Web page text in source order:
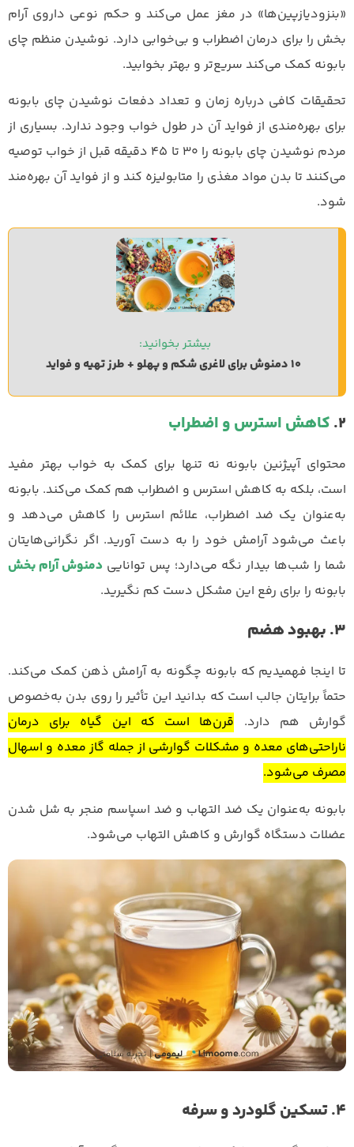
«بنزودیازپین‌ها» در مغز عمل می‌کند و حکم نوعی داروی آرام
بخش را برای درمان اضطراب و بی‌خوابی دارد. نوشیدن منظم چای
بابونه کمک می‌کند سریع‌تر و بهتر بخوابید.
تحقیقات کافی درباره زمان و تعداد دفعات نوشیدن چای بابونه
برای بهره‌مندی از فواید آن در طول خواب وجود ندارد. بسیاری از
مردم نوشیدن چای بابونه را ۳۰ تا ۴۵ دقیقه قبل از خواب توصیه
می‌کنند تا بدن مواد مغذی را متابولیزه کند و از فواید آن بهره‌مند
شود.
بیشتر بخوانید:
10 دمنوش برای لاغری شکم و پهلو + طرز تهیه و فواید
2. کاهش استرس و اضطراب
محتوای آپیژنین بابونه نه تنها برای کمک به خواب بهتر مفید
است، بلکه به کاهش استرس و اضطراب هم کمک می‌کند. بابونه
به‌عنوان یک ضد اضطراب، علائم استرس را کاهش می‌دهد و
باعث می‌شود آرامش خود را به دست آورید. اگر نگرانی‌هایتان
شما را شب‌ها بیدار نگه می‌دارد؛ پس توانایی دمنوش آرام بخش
بابونه را برای رفع این مشکل دست کم نگیرید.
3. بهبود هضم
تا اینجا فهمیدیم که بابونه چگونه به آرامش ذهن کمک می‌کند.
حتماً برایتان جالب است که بدانید این تأثیر را روی بدن به‌خصوص
گوارش هم دارد. قرن‌ها است که این گیاه برای درمان
ناراحتی‌های معده و مشکلات گوارشی از جمله گاز معده و اسهال
مصرف می‌شود.
بابونه به‌عنوان یک ضد التهاب و ضد اسپاسم منجر به شل شدن
عضلات دستگاه گوارش و کاهش التهاب می‌شود.
4. تسکین گلودرد و سرفه